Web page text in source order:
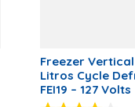
Freezer
Litros Cycle
FEI19 – 127 Volts